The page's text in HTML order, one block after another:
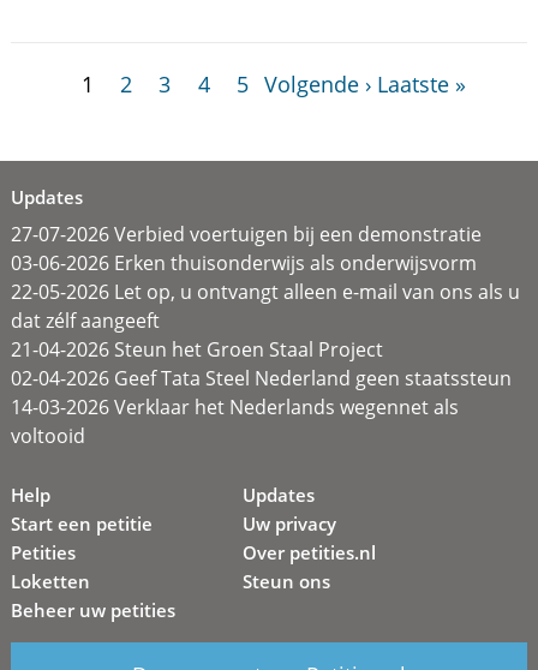
1 2 3 4 5 Volgende › Laatste »
Updates
27-07-2026 Verbied voertuigen bij een demonstratie
03-06-2026 Erken thuisonderwijs als onderwijsvorm
22-05-2026 Let op, u ontvangt alleen e-mail van ons als u
dat zélf aangeeft
21-04-2026 Steun het Groen Staal Project
02-04-2026 Geef Tata Steel Nederland geen staatssteun
14-03-2026 Verklaar het Nederlands wegennet als
voltooid
Help
Start een petitie
Petities
Loketten
Beheer uw petities
Updates
Uw privacy
Over petities.nl
Steun ons